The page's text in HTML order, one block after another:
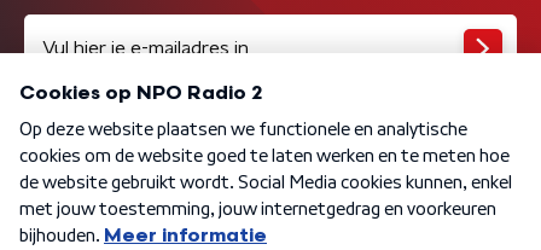
Algemene voorwaarden